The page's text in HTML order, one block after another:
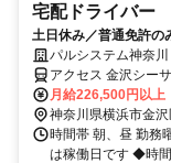
宅配ドライバー
土日休み／普通免許の
し／昇給制度でやりが
パルシステム神奈
アクセス 金沢シー
月給226,500円以上
神奈川県横浜市金沢
時間帯 朝、昼 勤務
は稼働日です ◆時